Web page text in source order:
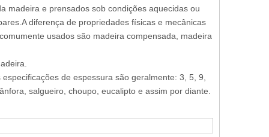
madeira e prensados ​​sob condições aquecidas ou
diferença de propriedades físicas e mecânicas
usados ​​são madeira compensada, madeira
de espessura são geralmente: 3, 5, 9,
salgueiro, choupo, eucalipto e assim por diante.